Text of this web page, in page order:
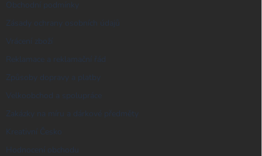
Obchodní podmínky
Zásady ochrany osobních údajů
Vrácení zboží
Reklamace a reklamační řád
Způsoby dopravy a platby
Velkoobchod a spolupráce
Zakázky na míru a dárkové předměty
Kreativní Česko
Hodnocení obchodu